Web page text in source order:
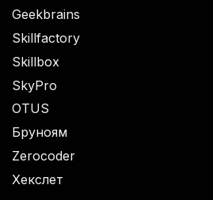
Geekbrains
Skillfactory
Skillbox
SkyPro
OTUS
Бруноям
Zerocoder
Хекслет